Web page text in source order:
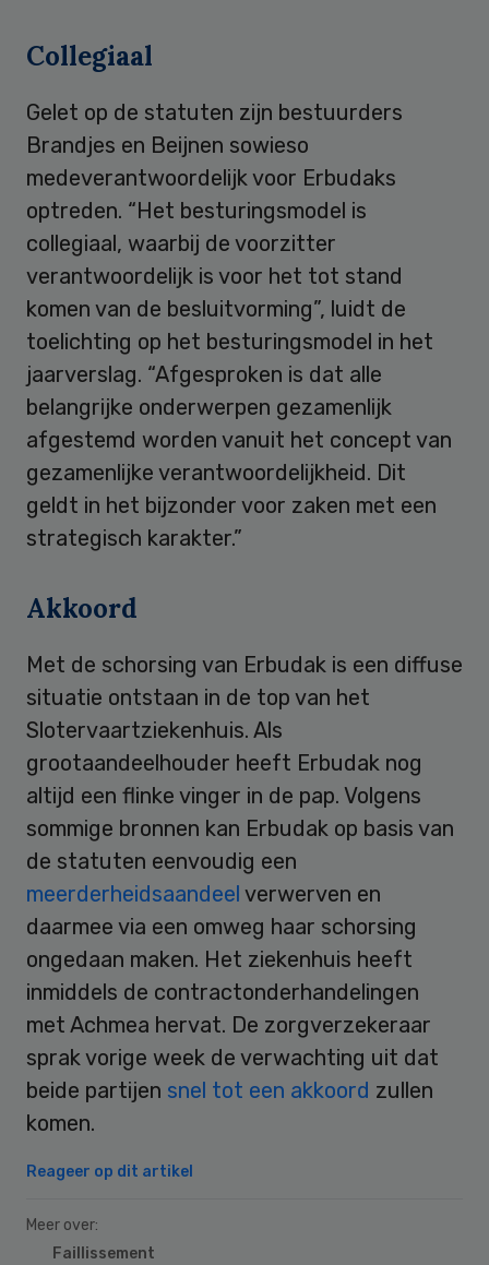
Collegiaal
Gelet op de statuten zijn bestuurders
Brandjes en Beijnen sowieso
medeverantwoordelijk voor Erbudaks
optreden. “Het besturingsmodel is
collegiaal, waarbij de voorzitter
verantwoordelijk is voor het tot stand
komen van de besluitvorming”, luidt de
toelichting op het besturingsmodel in het
jaarverslag. “Afgesproken is dat alle
belangrijke onderwerpen gezamenlijk
afgestemd worden vanuit het concept van
gezamenlijke verantwoordelijkheid. Dit
geldt in het bijzonder voor zaken met een
strategisch karakter.”
Akkoord
Met de schorsing van Erbudak is een diffuse
situatie ontstaan in de top van het
Slotervaartziekenhuis. Als
grootaandeelhouder heeft Erbudak nog
altijd een flinke vinger in de pap. Volgens
sommige bronnen kan Erbudak op basis van
de statuten eenvoudig een
meerderheidsaandeel verwerven en
daarmee via een omweg haar schorsing
ongedaan maken. Het ziekenhuis heeft
inmiddels de contractonderhandelingen
met Achmea hervat. De zorgverzekeraar
sprak vorige week de verwachting uit dat
beide partijen snel tot een akkoord zullen
komen.
Reageer op dit artikel
Meer over:
Faillissement